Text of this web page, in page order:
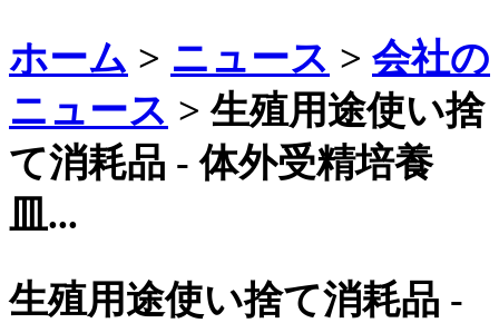
ホーム > ニュース > 会社の
ニュース > 生殖用途使い捨
て消耗品 - 体外受精培養
皿...
生殖用途使い捨て消耗品 -